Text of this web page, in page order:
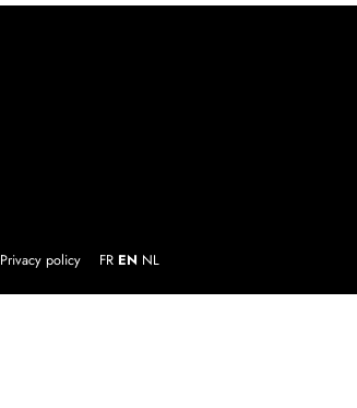
Privacy policy FR EN NL